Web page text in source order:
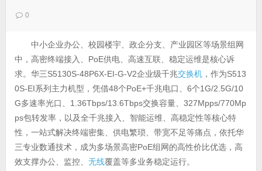
0
中小企业办公、校园楼宇、政企分支、产业园区等场景组网
中，高密终端接入、PoE供电、高速互联、稳定运维是核心诉
求。华三S5130S-48P6X-EI-G-V2企业级千兆交换机，作为S513
0S-EI系列主力机型，凭借48个PoE+千兆电口、6个1G/2.5G/10
G多速率光口、1.36Tbps/13.6Tbps交换容量、327Mpps/770Mp
ps包转发率，以及全千兆接入、智能运维、高稳定性等核心特
性，一站式解决终端密集、供电繁琐、带宽不足等痛点，依托华
三专业数通技术，成为多场景高密PoE组网的高性价比优选，高
效支撑办公、监控、 无线覆盖等多业务稳定运行。